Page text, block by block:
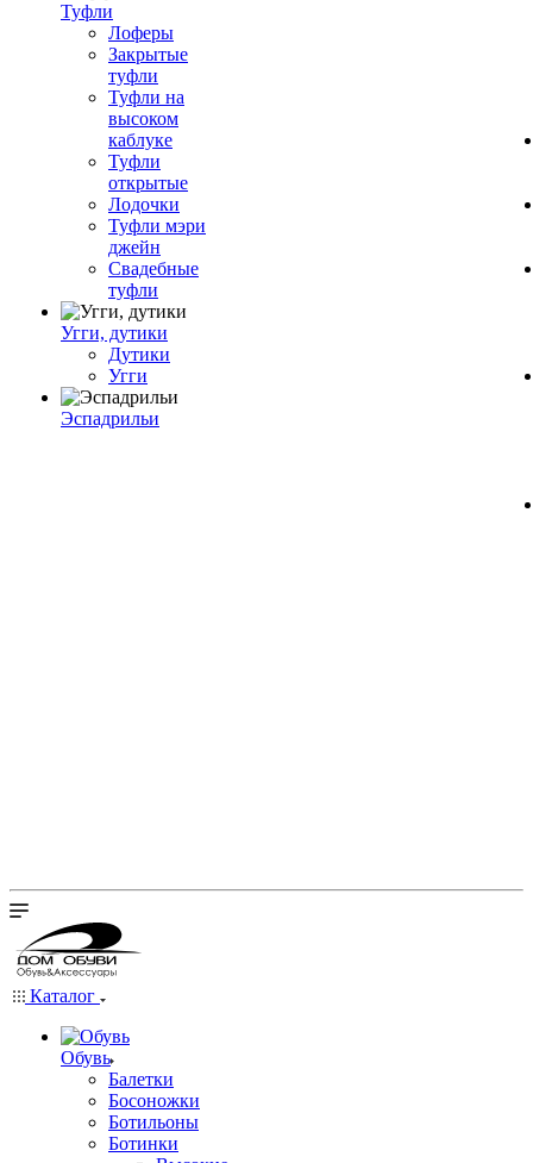
Туфли
Лоферы
Закрытые
туфли
Туфли на
высоком
каблуке
Туфли
открытые
Лодочки
Туфли мэри
джейн
Свадебные
туфли
Угги, дутики
Дутики
Угги
Эспадрильи
Каталог
Обувь
Балетки
Босоножки
Ботильоны
Ботинки